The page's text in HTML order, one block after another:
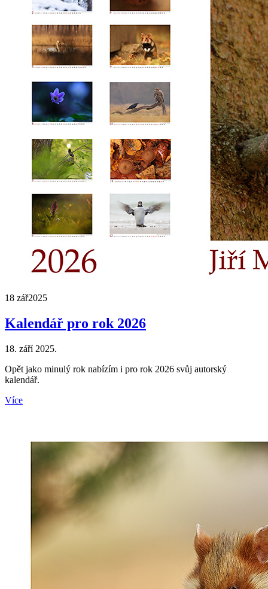
18 zář2025
Kalendář pro rok 2026
18. září 2025.
Opět jako minulý rok nabízím i pro rok 2026 svůj autorský
kalendář.
Více